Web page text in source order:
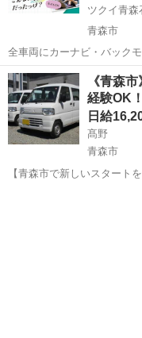
ツクイ青森
青森市
全車両にカーナビ・バック
員が同乗しますので安心
されるお客様の送迎業務 ※
転、各種点検 ※乗降時の
青森 青森市 ドライ
《青森
経験OK
日給
髙野
青森市
【青森市で新しいスタート